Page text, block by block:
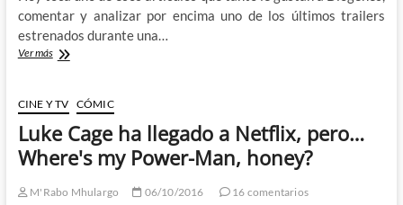
comentar y analizar por encima uno de los últimos trailers
estrenados durante una…
Ver másLa
Nueva
York
nos
un
tráiler
CINE Y TV CÓMIC
Luke Cage ha llegado a Netflix, pero…
Where's my Power-Man, honey?
M'Rabo Mhulargo 06/10/2016
16 comentarios